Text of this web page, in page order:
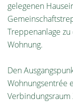
gelegenen
Treppenanlage
Wohnung.
Den
Wohnungsentrée
Verbindungsraum